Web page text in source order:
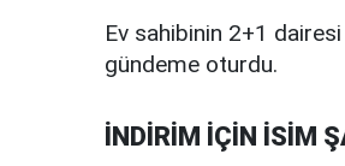
Ev sahibinin 2+1
gündeme oturdu.
İNDİRİM İÇİN İSİM